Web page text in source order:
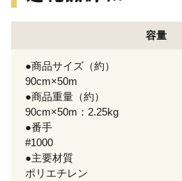
容量
●商品サイズ（約）
90cm×50m
●商品重量（約）
90cm×50m：2.25kg
●番手
#1000
●主要材質
ポリエチレン